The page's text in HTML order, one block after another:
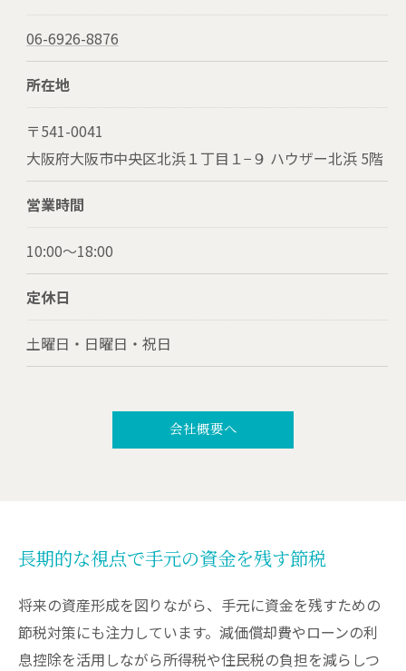
06-6926-8876
所在地
〒541-0041
大阪府大阪市中央区北浜１丁目１−９ ハウザー北浜 5階
営業時間
10:00～18:00
定休日
土曜日・日曜日・祝日
会社概要へ
長期的な視点で手元の資金を残す節税
将来の資産形成を図りながら、手元に資金を残すための
節税対策にも注力しています。減価償却費やローンの利
息控除を活用しながら所得税や住民税の負担を減らしつ